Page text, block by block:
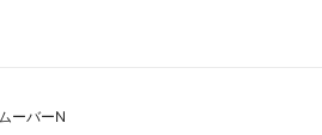
ーバーN